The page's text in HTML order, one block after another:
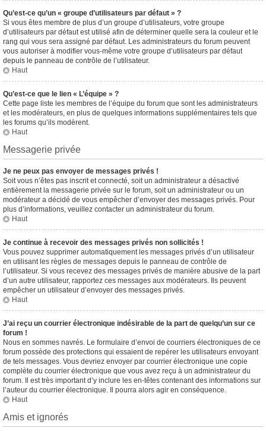
Qu’est-ce qu’un « groupe d’utilisateurs par défaut » ?
Si vous êtes membre de plus d’un groupe d’utilisateurs, votre groupe
d’utilisateurs par défaut est utilisé afin de déterminer quelle sera la couleur et le
rang qui vous sera assigné par défaut. Les administrateurs du forum peuvent
vous autoriser à modifier vous-même votre groupe d’utilisateurs par défaut
depuis le panneau de contrôle de l’utilisateur.
Haut
Qu’est-ce que le lien « L’équipe » ?
Cette page liste les membres de l’équipe du forum que sont les administrateurs
et les modérateurs, en plus de quelques informations supplémentaires tels que
les forums qu’ils modèrent.
Haut
Messagerie privée
Je ne peux pas envoyer de messages privés !
Soit vous n’êtes pas inscrit et connecté, soit un administrateur a désactivé
entièrement la messagerie privée sur le forum, soit un administrateur ou un
modérateur a décidé de vous empêcher d’envoyer des messages privés. Pour
plus d’informations, veuillez contacter un administrateur du forum.
Haut
Je continue à recevoir des messages privés non sollicités !
Vous pouvez supprimer automatiquement les messages privés d’un utilisateur
en utilisant les règles de messages depuis le panneau de contrôle de
l’utilisateur. Si vous recevez des messages privés de manière abusive de la part
d’un autre utilisateur, rapportez ces messages aux modérateurs. Ils peuvent
empêcher un utilisateur d’envoyer des messages privés.
Haut
J’ai reçu un courrier électronique indésirable de la part de quelqu’un sur ce
forum !
Nous en sommes navrés. Le formulaire d’envoi de courriers électroniques de ce
forum possède des protections qui essaient de repérer les utilisateurs envoyant
de tels messages. Vous devriez envoyer par courrier électronique une copie
complète du courrier électronique que vous avez reçu à un administrateur du
forum. Il est très important d’y inclure les en-têtes contenant des informations sur
l’auteur du courrier électronique. Il pourra alors agir en conséquence.
Haut
Amis et ignorés